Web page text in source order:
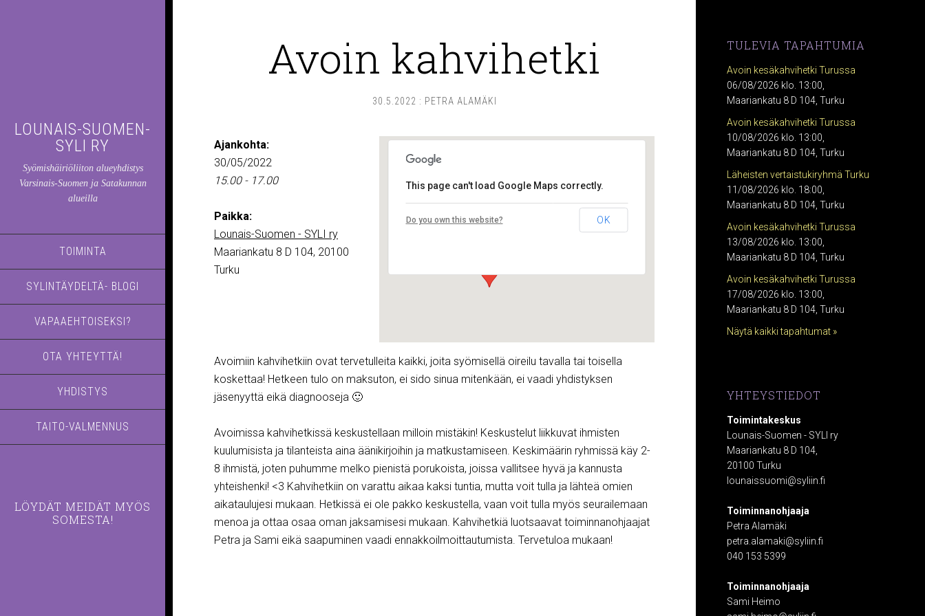
LOUNAIS-SUOMEN-
SYLI RY
Syömishäiriöliiton alueyhdistys
Varsinais-Suomen ja Satakunnan
alueilla
TOIMINTA
SYLINTÄYDELTÄ- BLOGI
VAPAAEHTOISEKSI?
OTA YHTEYTTÄ!
YHDISTYS
TAITO-VALMENNUS
LÖYDÄT MEIDÄT MYÖS
SOMESTA!
Avoin kahvihetki
30.5.2022 : PETRA ALAMÄKI
Lounais-Suomen – SYLI ry
Maariankatu 8 D 104 - Turku
This page can't load Google Maps correctly.
Do you own this website? OK
Ajankohta:
30/05/2022
15.00 - 17.00
Paikka:
Lounais-Suomen - SYLI ry
Maariankatu 8 D 104, 20100
Turku
Avoimiin kahvihetkiin ovat tervetulleita kaikki, joita syömisellä oireilu tavalla tai toisella
koskettaa! Hetkeen tulo on maksuton, ei sido sinua mitenkään, ei vaadi yhdistyksen
jäsenyyttä eikä diagnooseja 🙂
Avoimissa kahvihetkissä keskustellaan milloin mistäkin! Keskustelut liikkuvat ihmisten
kuulumisista ja tilanteista aina äänikirjoihin ja matkustamiseen. Keskimäärin ryhmissä käy 2-
8 ihmistä, joten puhumme melko pienistä porukoista, joissa vallitsee hyvä ja kannusta
yhteishenki! <3 Kahvihetkiin on varattu aikaa kaksi tuntia, mutta voit tulla ja lähteä omien
aikataulujesi mukaan. Hetkissä ei ole pakko keskustella, vaan voit tulla myös seurailemaan
menoa ja ottaa osaa oman jaksamisesi mukaan. Kahvihetkiä luotsaavat toiminnanohjaajat
Petra ja Sami eikä saapuminen vaadi ennakkoilmoittautumista. Tervetuloa mukaan!
TULEVIA TAPAHTUMIA
Avoin kesäkahvihetki Turussa
06/08/2026 klo. 13:00,
Maariankatu 8 D 104, Turku
Avoin kesäkahvihetki Turussa
10/08/2026 klo. 13:00,
Maariankatu 8 D 104, Turku
Läheisten vertaistukiryhmä Turku
11/08/2026 klo. 18:00,
Maariankatu 8 D 104, Turku
Avoin kesäkahvihetki Turussa
13/08/2026 klo. 13:00,
Maariankatu 8 D 104, Turku
Avoin kesäkahvihetki Turussa
17/08/2026 klo. 13:00,
Maariankatu 8 D 104, Turku
Näytä kaikki tapahtumat »
YHTEYSTIEDOT
Toimintakeskus
Lounais-Suomen - SYLI ry
Maariankatu 8 D 104,
20100 Turku
lounaissuomi@syliin.fi
Toiminnanohjaaja
Petra Alamäki
petra.alamaki@syliin.fi
040 153 5399
Toiminnanohjaaja
Sami Heimo